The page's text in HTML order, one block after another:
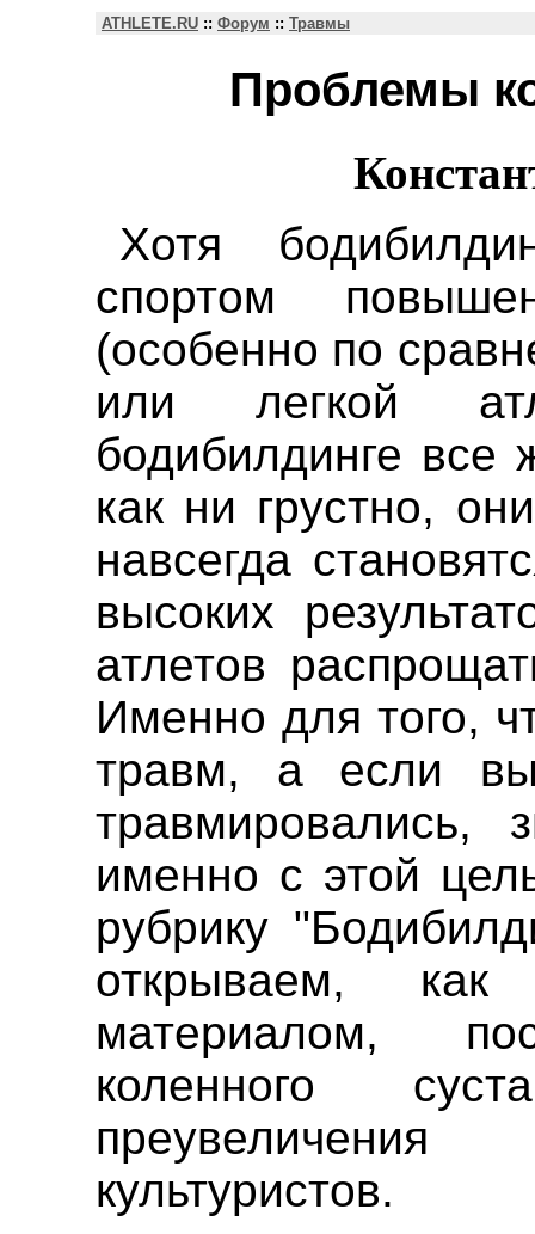
ATHLETE.RU :: Форум :: Травмы
Проблемы
Хотя
спортом
(особенно по
или легкой
бодибилдинге все
как ни грустно,
навсегда
высоких
атлетов
Именно для того,
травм, а если
травмировались,
именно с этой
рубрику
открываем,
материалом,
коленного
культуристов.